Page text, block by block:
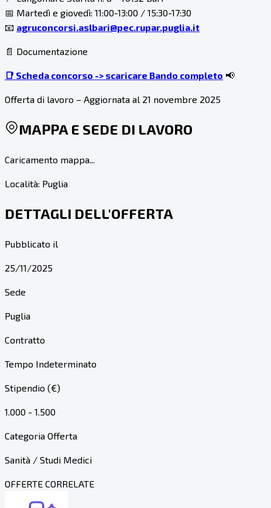
📅 Martedì e giovedì: 11:00-13:00 / 15:30-17:30
📧 agruconcorsi.aslbari@pec.rupar.puglia.it
📄 Documentazione
📑 Scheda concorso -> scaricare Bando completo 📢
Offerta di lavoro – Aggiornata al 21 novembre 2025
MAPPA E SEDE DI LAVORO
Caricamento mappa...
Località: Puglia
DETTAGLI DELL'OFFERTA
Pubblicato il
25/11/2025
Sede
Puglia
Contratto
Tempo Indeterminato
Stipendio (€)
1.000 - 1.500
Categoria Offerta
Sanità / Studi Medici
OFFERTE CORRELATE